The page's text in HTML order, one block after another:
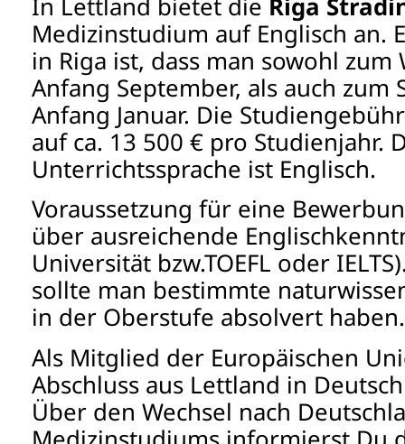
Medizinstudium auf Englisch an.
in Riga ist, dass man sowohl
Anfang September, als auch zum
Anfang Januar. Die
auf ca. 13 500 € pro Studienjahr.
Unterrichtssprache ist Englisch.
Voraussetzung für eine
über ausreichende
Universität bzw.TOEFL oder
sollte man bestimmte
in der Oberstufe absolvert haben.
Als Mitglied der Europäischen
Abschluss aus Lettland in
Über den Wechsel nach